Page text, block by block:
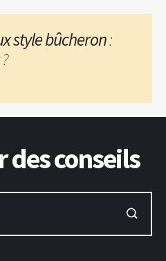
style bûcheron:
des conseils